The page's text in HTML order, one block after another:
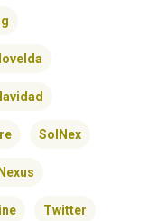
SolNex
Twitter